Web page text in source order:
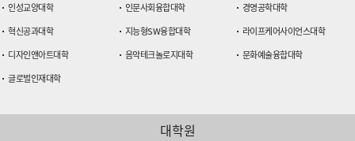
인성교양대학 인문사회융합대학
경영공학대학
혁신공과대학
지능형SW융합대학
라이프케어사이언스대학
디자인앤아트대학
음악테크놀로지대학
문화예술융합대학
글로벌인재대학
대학원